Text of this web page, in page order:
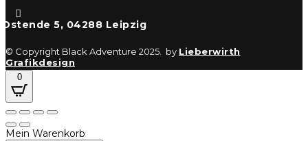

Ostende 5, 04288 Leipzig
© Copyright Black Adventure 2025. by Lieberwirth
Grafikdesign
0
Mein Warenkorb